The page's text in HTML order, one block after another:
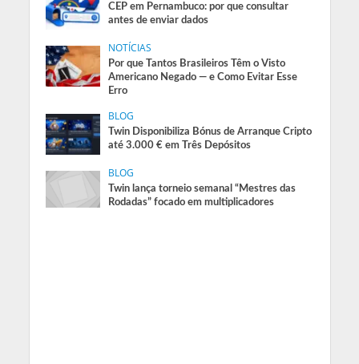
CEP em Pernambuco: por que consultar
antes de enviar dados
NOTÍCIAS
Por que Tantos Brasileiros Têm o Visto
Americano Negado — e Como Evitar Esse
Erro
BLOG
Twin Disponibiliza Bónus de Arranque Cripto
até 3.000 € em Três Depósitos
BLOG
Twin lança torneio semanal “Mestres das
Rodadas” focado em multiplicadores